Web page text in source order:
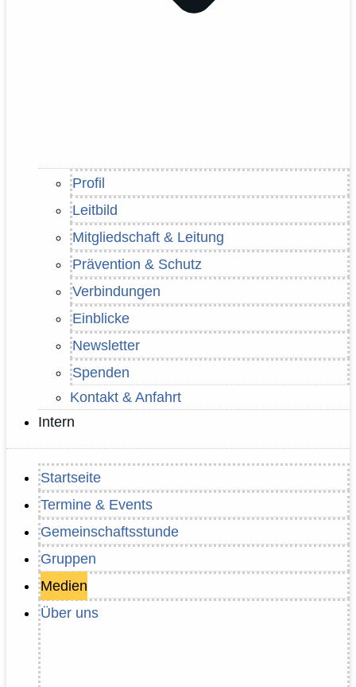
Profil
Leitbild
Mitgliedschaft & Leitung
Prävention & Schutz
Verbindungen
Einblicke
Newsletter
Spenden
Kontakt & Anfahrt
Intern
Startseite
Termine & Events
Gemeinschaftsstunde
Gruppen
Medien
Über uns